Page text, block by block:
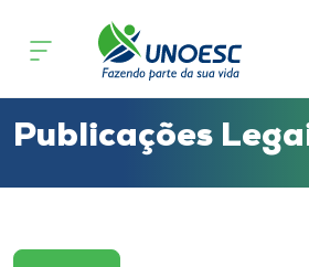
Cursos
Atendimento ao Estudante
Publicações